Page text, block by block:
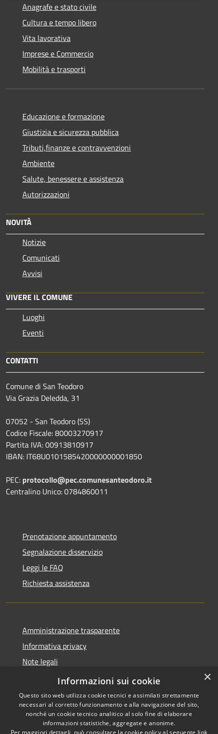
Anagrafe e stato civile
Cultura e tempo libero
Vita lavorativa
Imprese e Commercio
Mobilità e trasporti
Educazione e formazione
Giustizia e sicurezza pubblica
Tributi,finanze e contravvenzioni
Ambiente
Salute, benessere e assistenza
Autorizzazioni
NOVITÀ
Notizie
Comunicati
Avvisi
VIVERE IL COMUNE
Luoghi
Eventi
CONTATTI
Comune di San Teodoro
Via Grazia Deledda, 31
07052 - San Teodoro (SS)
Codice Fiscale: 80003270917
Partita IVA: 00913810917
IBAN: IT68U0101585420000000001850
PEC: protocollo@pec.comunesanteodoro.it
Centralino Unico: 0784860011
Prenotazione appuntamento
Segnalazione disservizio
Leggi le FAQ
Richiesta assistenza
Amministrazione trasparente
Informativa privacy
Note legali
Dichiarazione di accessibilità
Copyright © 2026 • Comune di
×
Informazioni sui cookie
Questo sito web utilizza cookie tecnici e assimilati strettamente
necessari al corretto funzionamento e alla navigazione del sito,
nonché un cookie tecnico analitico al solo fine di elaborare
informazioni statistiche, aggregate e anonime.
Per maggiori dettagli, può consultare la cookie policy al seguente link